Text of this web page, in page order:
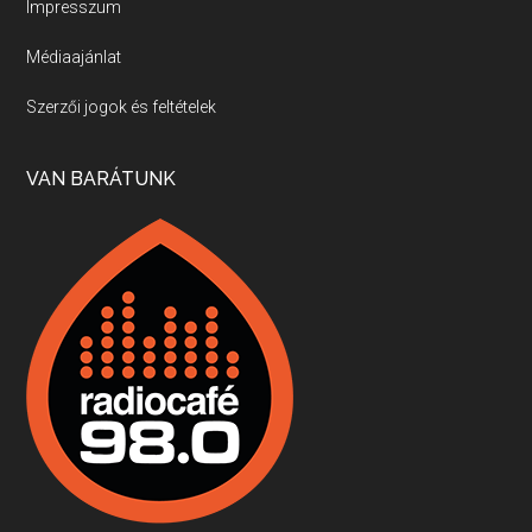
Villány, kékfrankos, Jackfall
Apr 17, 2026 • 00:35:38
Boston, teadélután, bab és homár
Apr 9, 2026 • 00:37:17
Fermentáljunk, a testünk meghálálja!
Apr 3, 2026 • 00:36:07
Impresszum
Médiaajánlat
Szerzői jogok és feltételek
VAN BARÁTUNK